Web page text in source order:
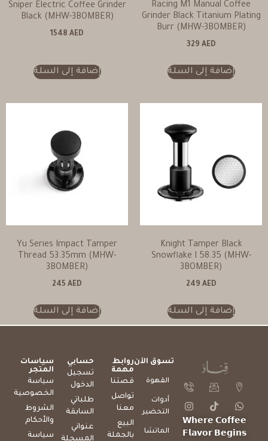
Racing M1 Manual Coffee
Grinder Black Titanium Plating
Burr (MHW-3BOMBER)
329 AED
إضافة إلى السلة
Sniper Electric Coffee Grinder
Black (MHW-3BOMBER)
1548 AED
إضافة إلى السلة
Knight Tamper Black
Snowflake I 58.35 (MHW-
3BOMBER)
249 AED
إضافة إلى السلة
Yu Series Impact Tamper
Thread 53.35mm (MHW-
3BOMBER)
245 AED
إضافة إلى السلة
𝗪𝗵𝗲𝗿𝗲 𝗖𝗼𝗳𝗳𝗲𝗲
𝗙𝗹𝗮𝘃𝗼𝗿 𝗕𝗲𝗴𝗶𝗻𝘀
تسوق الآن
القهوة
أدوات
التحضير
الماتشا
روابط
مهمة
قصتنا
تواصل
معنا
البيع
بالجملة
حسابي
تسجيل
الدخول
طلباتي
السابقة
عنواني
سياسات
المتجر
سياسة
الخصوصية
الشروط
والأحكام
سياسة